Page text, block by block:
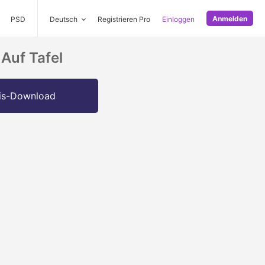
PSD Deutsch Registrieren Pro Einloggen Anmelden
Tafel
Download